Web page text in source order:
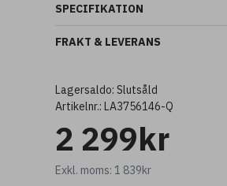
SPECIFIKATION
FRAKT & LEVERANS
2 299kr
Exkl. moms: 1 839kr
Lagersaldo: Slutsåld
Artikelnr.: LA3756146-Q